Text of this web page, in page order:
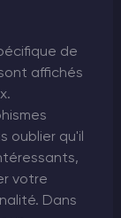
de
affichés
oublier qu'il
votre
Dans